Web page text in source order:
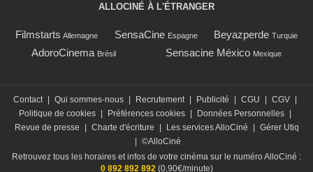
ALLOCINÉ À L'ÉTRANGER
Filmstarts Allemagne SensaCine Espagne Beyazperde Turquie
AdoroCinema Brésil Sensacine México Mexique
Contact Qui sommes-nous Recrutement Publicité CGU CGV
Politique de cookies
Préférences cookies Données Personnelles
Revue de presse
Charte d'écriture Les services AlloCiné
Gérer Utiq
©AlloCiné
Retrouvez tous les horaires et infos de votre cinéma sur le numéro AlloCiné :
0 892 892 892(0,90€/minute)